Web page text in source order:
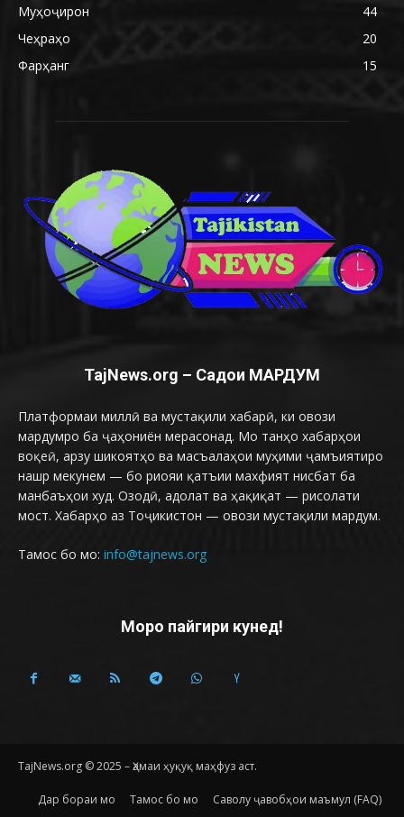
Муҳоҷирон
44
Чеҳраҳо
20
Фарҳанг
15
TajNews.org – Садои МАРДУМ
Платформаи миллӣ ва мустақили хабарӣ, ки овози
мардумро ба ҷаҳониён мерасонад. Мо танҳо хабарҳои
воқеӣ, арзу шикоятҳо ва масъалаҳои муҳими ҷамъиятиро
нашр мекунем — бо риояи қатъии махфият нисбат ба
манбаъҳои худ. Озодӣ, адолат ва ҳақиқат — рисолати
мост. Хабарҳо аз Тоҷикистон — овози мустақили мардум.
Тамос бо мо: info@tajnews.org
Моро пайгири кунед!
TajNews.org © 2025 – Ҳамаи ҳуқуқ маҳфуз аст.
Дар бораи мо Тамос бо мо Саволу ҷавобҳои маъмул (FAQ)